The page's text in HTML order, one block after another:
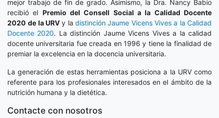
mejor trabajo de fin de grado. Asimismo, la Dra. Nancy Babio
recibió el Premio del Consell Social a la Calidad Docente
2020 de la URV y ladistinción Jaume Vicens Vives a la Calidad
Docente 2020. La distinción Jaume Vicens Vives a la calidad
docente universitaria fue creada en 1996 y tiene la finalidad de
premiar la excelencia en la docencia universitaria.
La generación de estas herramientas posiciona a la URV como
referente para los profesionales interesados en el ámbito de la
nutrición humana y la dietética.
Contacte con nosotros